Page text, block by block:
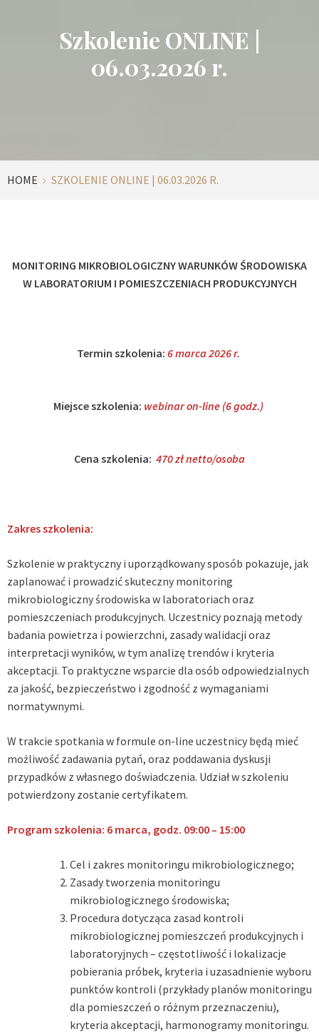
Szkolenie ONLINE |
06.03.2026 r.
HOME SZKOLENIE ONLINE | 06.03.2026 R.
MONITORING MIKROBIOLOGICZNY WARUNKÓW ŚRODOWISKA
W LABORATORIUM I POMIESZCZENIACH PRODUKCYJNYCH
Termin szkolenia: 6 marca 2026 r.
Miejsce szkolenia: webinar on-line (6 godz.)
Cena szkolenia: 470 zł netto/osoba
Zakres szkolenia:
Szkolenie w praktyczny i uporządkowany sposób pokazuje, jak
zaplanować i prowadzić skuteczny monitoring
mikrobiologiczny środowiska w laboratoriach oraz
pomieszczeniach produkcyjnych. Uczestnicy poznają metody
badania powietrza i powierzchni, zasady walidacji oraz
interpretacji wyników, w tym analizę trendów i kryteria
akceptacji. To praktyczne wsparcie dla osób odpowiedzialnych
za jakość, bezpieczeństwo i zgodność z wymaganiami
normatywnymi.
W trakcie spotkania w formule on-line uczestnicy będą mieć
możliwość zadawania pytań, oraz poddawania dyskusji
przypadków z własnego doświadczenia. Udział w szkoleniu
potwierdzony zostanie certyfikatem.
Program szkolenia: 6 marca, godz. 09:00 – 15:00
Cel i zakres monitoringu mikrobiologicznego;
Zasady tworzenia monitoringu
mikrobiologicznego środowiska;
Procedura dotycząca zasad kontroli
mikrobiologicznej pomieszczeń produkcyjnych i
laboratoryjnych – częstotliwość i lokalizacje
pobierania próbek, kryteria i uzasadnienie wyboru
punktów kontroli (przykłady planów monitoringu
dla pomieszczeń o różnym przeznaczeniu),
kryteria akceptacji, harmonogramy monitoringu.